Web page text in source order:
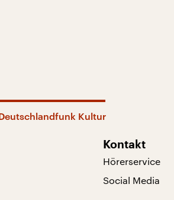
Kultur
Kontakt
Hörerservice
Social Media